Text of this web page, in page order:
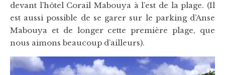
devant l’hôtel Corail Mabouya à l’est de la plage. (Il
est aussi possible de se garer sur le parking d’Anse
Mabouya et de longer cette première plage, que
nous aimons beaucoup d’ailleurs).